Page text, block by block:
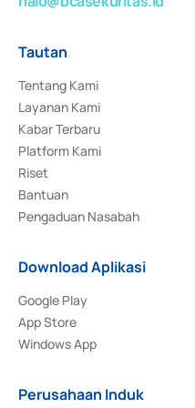
Tautan
Tentang Kami
Layanan Kami
Kabar Terbaru
Platform Kami
Riset
Bantuan
Pengaduan Nasabah
Download Aplikasi
Google Play
App Store
Windows App
Perusahaan Induk